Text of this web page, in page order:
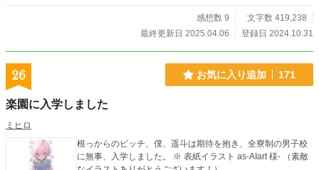
感想数 9
文字数 419,238
最終更新日 2025.04.06
登録日 2024.10.31
26 お気に入り追加 171
楽園に入学しました
ミヒロ
根っからのビッチ、僕、遥斗は期待を抱き、全寮制の男子校
に無事、入学しました。 ※ 表紙イラスト as-AIart 様- （素敵